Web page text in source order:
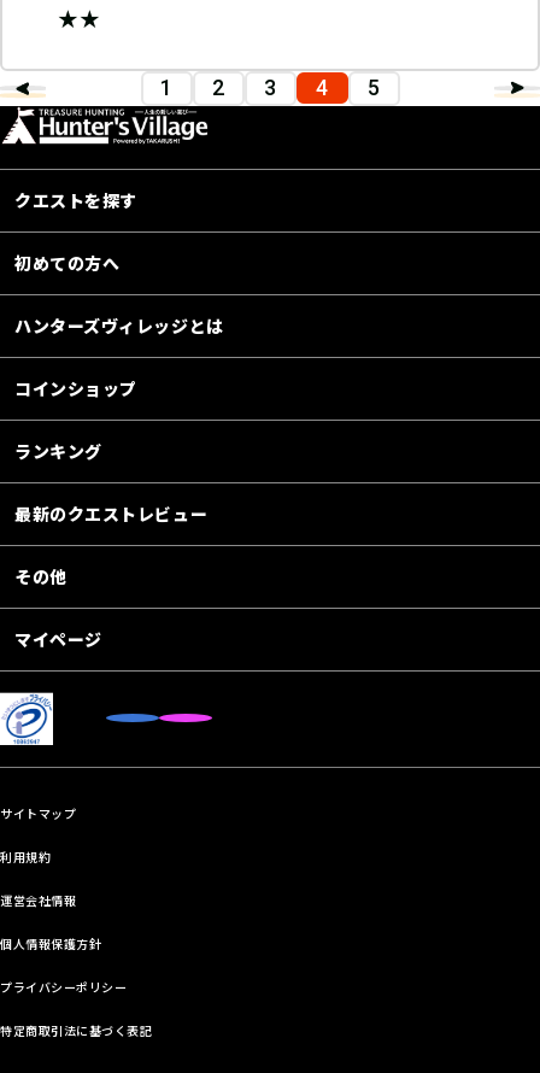
★★
1 2 3 4 5
クエストを探す
初めての方へ
ハンターズヴィレッジとは
コインショップ
ランキング
最新のクエストレビュー
その他
マイページ
サイトマップ
利用規約
運営会社情報
個人情報保護方針
プライバシーポリシー
特定商取引法に基づく表記